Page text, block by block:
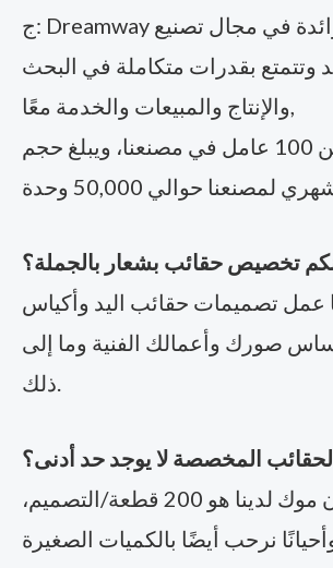
ج: Dreamway هي شركة رائدة في مجال تصنيع
وتتمتع بقدرات متكاملة في البحث
والإنتاج والمبيعات والخدمة معًا,
لدينا أكثر من 100 عامل في مصنعنا، ويبلغ حجم
تخصيص حقائب بشعار بالجملة؟
عمل تصميمات حقائب اليد وأكياس
صورك وأعمالك الفنية وما إلى
ذلك.
المخصصة لا يوجد حد أدنى؟
ج: عادةً ما يكون موك لدينا هو 200 قطعة/التصميم،